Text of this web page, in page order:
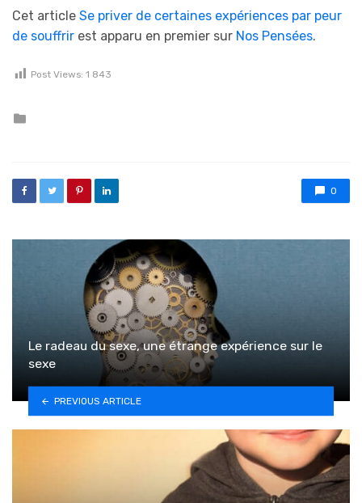
Cet article Se priver de certaines expériences par peur
de souffrir est apparu en premier sur Nos Pensées.
Post Views: 1 843
0
Le radeau du sexe, une étrange expérience sur le
sexe
PREVIOUS ARTICLE